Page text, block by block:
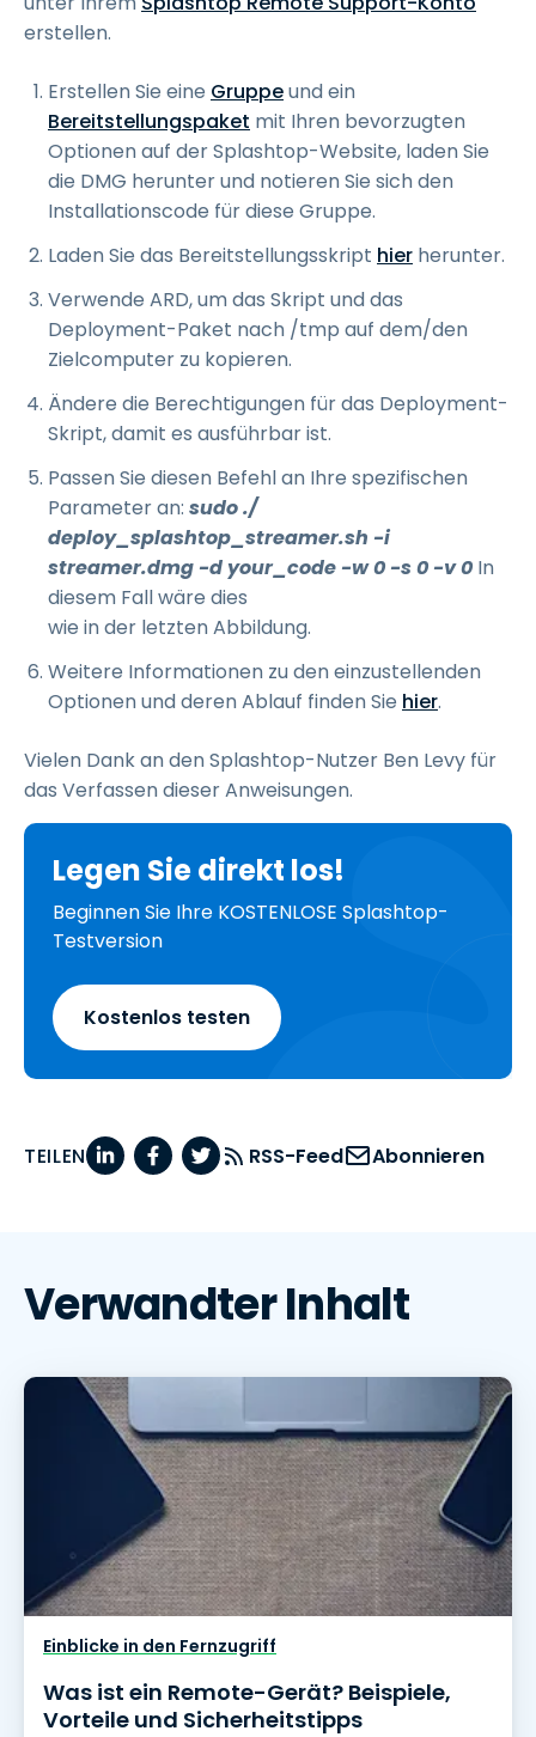
erstellen.
Erstellen Sie eine Gruppeund ein
Bereitstellungspaket mit Ihren bevorzugten
Optionen auf der Splashtop-Website, laden Sie
die DMG herunter und notieren Sie sich den
Installationscode für diese Gruppe.
Laden Sie das Bereitstellungsskript hier herunter.
Verwende ARD, um das Skript und das
Deployment-Paket nach /tmp auf dem/den
Zielcomputer zu kopieren.
Ändere die Berechtigungen für das Deployment-
Skript, damit es ausführbar ist.
Passen Sie diesen Befehl an Ihre spezifischen
Parameter an: sudo ./
deploy_splashtop_streamer.sh -i
streamer.dmg -d your_code -w 0 -s 0 -v 0 In
diesem Fall wäre dies
wie in der letzten Abbildung.
Weitere Informationen zu den einzustellenden
Optionen und deren Ablauf finden Sie hier.
Vielen Dank an den Splashtop-Nutzer Ben Levy für
das Verfassen dieser Anweisungen.
Legen Sie direkt los!
Beginnen Sie Ihre KOSTENLOSE Splashtop-
Testversion
Kostenlos testen
TEILEN RSS-Feed Abonnieren
Verwandter Inhalt
Einblicke in den Fernzugriff
Was ist ein Remote-Gerät? Beispiele,
Vorteile und Sicherheitstipps